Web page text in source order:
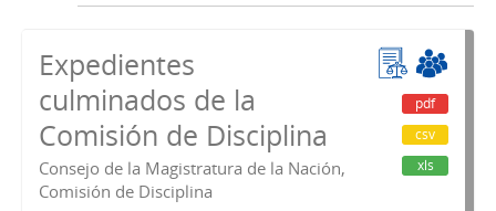
Expedientes
culminados de la
Comisión de Disciplina
Consejo de la Magistratura de la Nación,
Comisión de Disciplina
pdf
csv
xls